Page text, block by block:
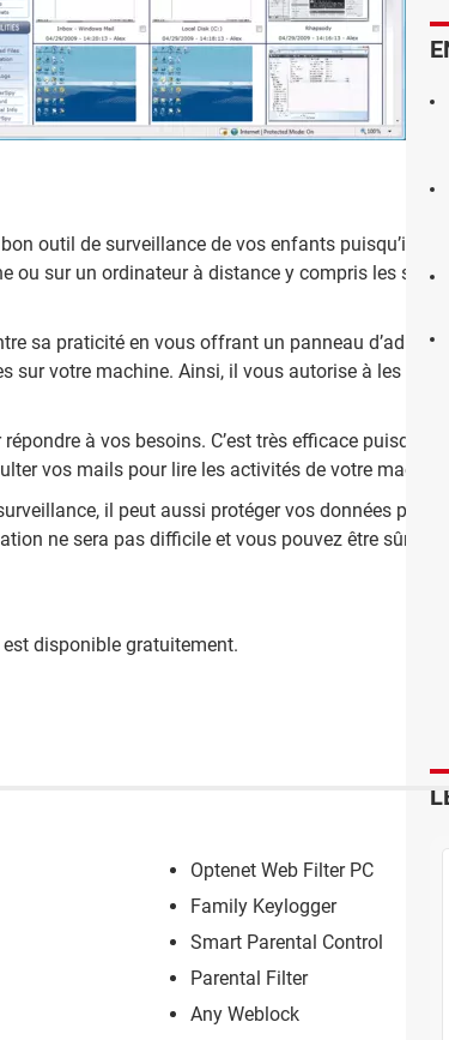
outil de surveillance de vos enfants puisqu’il
sur un ordinateur à distance y compris les sites
sa praticité en vous offrant un panneau
votre machine. Ainsi, il vous autorise à les voir
à vos besoins. C’est très efficace puisqu’il
vos mails pour lire les activités de votre machine.
il peut aussi protéger vos données par un
ne sera pas difficile et vous pouvez être sûr que
disponible gratuitement.
Optenet Web Filter PC
Family Keylogger
Smart Parental Control
Parental Filter
Any Weblock